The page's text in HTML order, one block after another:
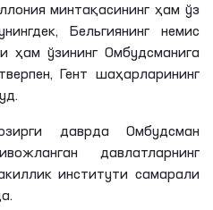
минтақасининг ҳам ўз
Бельгиянинг немис
ҳам ўзининг Омбудсманига
Гент шаҳарларининг
даврда Омбудсман
давлатларнинг
институти самарали